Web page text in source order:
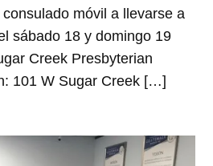
móvil a llevarse a
sábado 18 y domingo 19
Creek Presbyterian
101 W Sugar Creek […]